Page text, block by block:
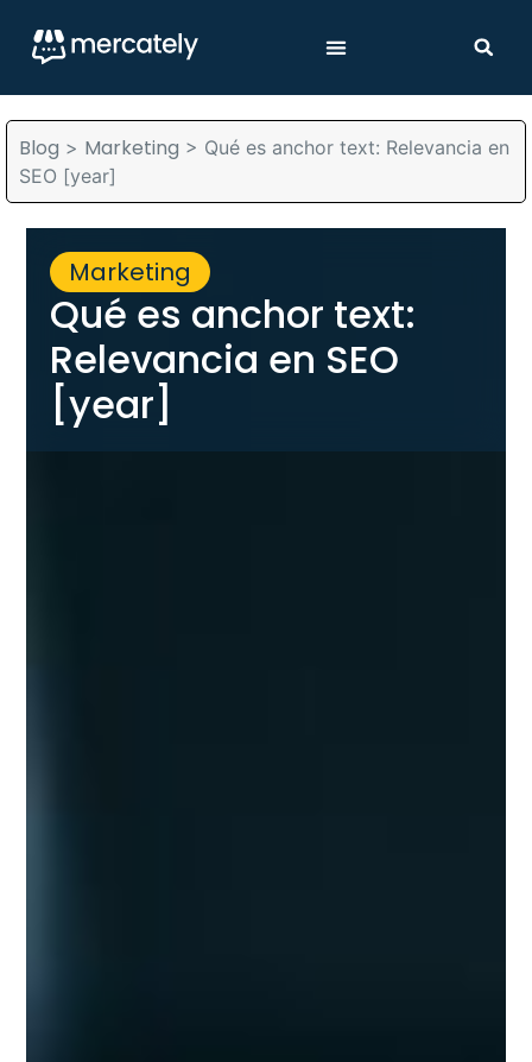
Blog > Marketing > Qué es anchor text: Relevancia en
SEO [year]
Marketing
Qué es anchor text:
Relevancia en SEO
[year]